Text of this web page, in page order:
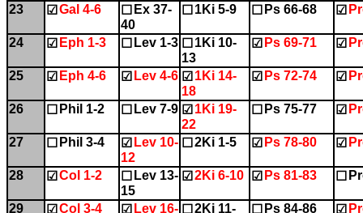
23 ☑ Gal 4-6 ☐ Ex 37-
40
☐ 1Ki 5-9 ☐ Ps 66-68 ☑
24 ☑ Eph 1-3 ☐ Lev 1-3 ☐ 1Ki 10-
13
☑ Ps 69-71 ☑
25 ☑ Eph 4-6 ☑ Lev 4-6 ☑ 1Ki 14-
18
☑ Ps 72-74 ☑
26 ☐ Phil 1-2 ☐ Lev 7-9 ☑ 1Ki 19-
22
☐ Ps 75-77 ☑
27 ☐ Phil 3-4 ☑ Lev 10-
12
☐ 2Ki 1-5 ☑ Ps 78-80 ☑
28 ☑ Col 1-2 ☐ Lev 13-
15
☑ 2Ki 6-10 ☑ Ps 81-83 ☐
29 ☑ Col 3-4 ☑ Lev 16- ☐ 2Ki 11-
☐ Ps 84-86 ☑